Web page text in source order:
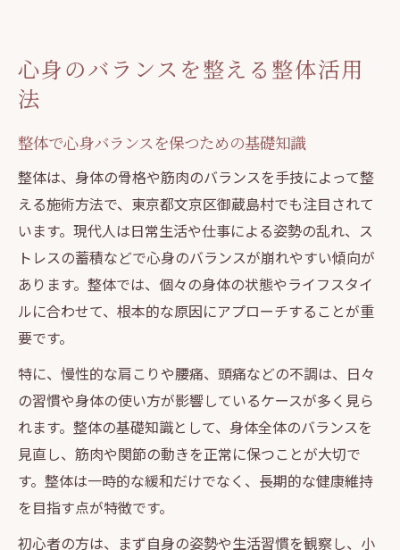
心身のバランスを整える整体活用
法
整体で心身バランスを保つための基礎知識
整体は、身体の骨格や筋肉のバランスを手技によって整
える施術方法で、東京都文京区御蔵島村でも注目されて
います。現代人は日常生活や仕事による姿勢の乱れ、ス
トレスの蓄積などで心身のバランスが崩れやすい傾向が
あります。整体では、個々の身体の状態やライフスタイ
ルに合わせて、根本的な原因にアプローチすることが重
要です。
特に、慢性的な肩こりや腰痛、頭痛などの不調は、日々
の習慣や身体の使い方が影響しているケースが多く見ら
れます。整体の基礎知識として、身体全体のバランスを
見直し、筋肉や関節の動きを正常に保つことが大切で
す。整体は一時的な緩和だけでなく、長期的な健康維持
を目指す点が特徴です。
初心者の方は、まず自身の姿勢や生活習慣を観察し、小